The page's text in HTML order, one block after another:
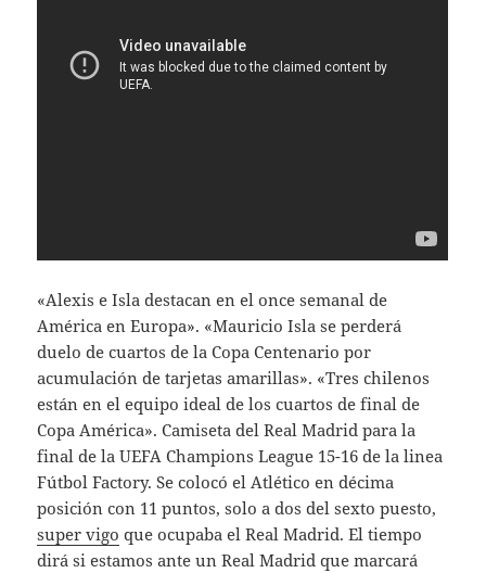
«Alexis e Isla destacan en el once semanal de
América en Europa». «Mauricio Isla se perderá
duelo de cuartos de la Copa Centenario por
acumulación de tarjetas amarillas». «Tres chilenos
están en el equipo ideal de los cuartos de final de
Copa América». Camiseta del Real Madrid para la
final de la UEFA Champions League 15-16 de la linea
Fútbol Factory. Se colocó el Atlético en décima
posición con 11 puntos, solo a dos del sexto puesto,
super vigo que ocupaba el Real Madrid. El tiempo
dirá si estamos ante un Real Madrid que marcará